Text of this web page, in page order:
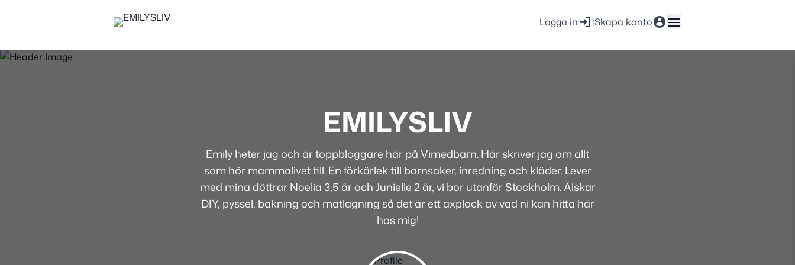
Logga in |Skapa konto
EMILYSLIV
Emily heter jag och är toppbloggare här på Vimedbarn. Här skriver jag om allt
som hör mammalivet till. En förkärlek till barnsaker, inredning och kläder. Lever
med mina döttrar Noelia 3,5 år och Junielle 2 år, vi bor utanför Stockholm. Älskar
DIY, pyssel, bakning och matlagning så det är ett axplock av vad ni kan hitta här
hos mig!